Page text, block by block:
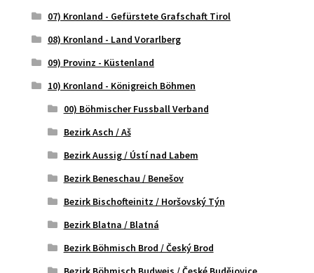
07) Kronland - Gefürstete Grafschaft Tirol
08) Kronland - Land Vorarlberg
09) Provinz - Küstenland
10) Kronland - Königreich Böhmen
00) Böhmischer Fussball Verband
Bezirk Asch / Aš
Bezirk Aussig / Ústí nad Labem
Bezirk Beneschau / Benešov
Bezirk Bischofteinitz / Horšovský Týn
Bezirk Blatna / Blatná
Bezirk Böhmisch Brod / Český Brod